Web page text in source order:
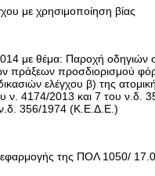
με χρησιμοποίηση βίας
με θέμα: Παροχή οδηγιών
πράξεων προσδιορισμού
ελέγχου β) της
ν. 4174/2013 και 7 του ν.δ.
356/1974 (Κ.Ε.Δ.Ε.)
της ΠΟΛ 1050/